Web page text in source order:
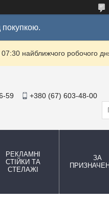
покупкою.
найближчого робочого
59 +380 (67) 603-48-00
РЕКЛАМНІ
СТІЙКИ ТА
СТЕЛАЖІ
ЗА